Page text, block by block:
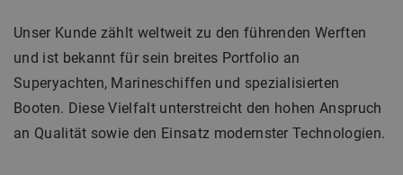
Unser Kunde zählt weltweit zu den führenden Werften
und ist bekannt für sein breites Portfolio an
Superyachten, Marineschiffen und spezialisierten
Booten. Diese Vielfalt unterstreicht den hohen Anspruch
an Qualität sowie den Einsatz modernster Technologien.